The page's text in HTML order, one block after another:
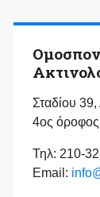
Σταδίου
4ος
Τηλ: 210-
Email: